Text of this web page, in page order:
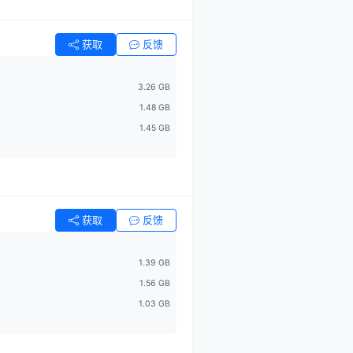
获取 反馈
3.26 GB
1.48 GB
1.45 GB
获取 反馈
1.39 GB
1.56 GB
1.03 GB